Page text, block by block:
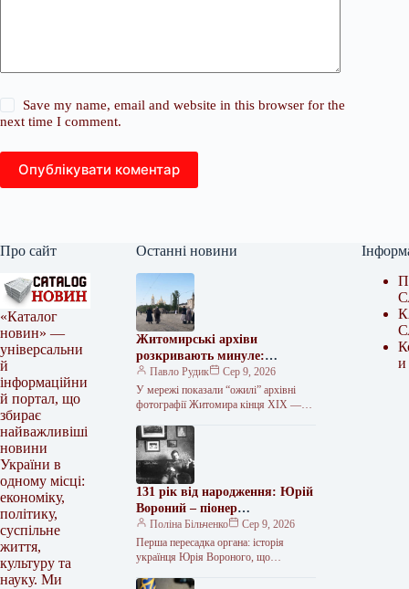
Save my name, email and website in this browser for the
next time I comment.
Опублікувати коментар
Про сайт
«Каталог
новин» —
універсальни
й
інформаційни
й портал, що
збирає
найважливіші
новини
України в
одному місці:
економіку,
політику,
суспільне
життя,
культуру та
науку. Ми
Останні новини
Житомирські архіви
розкривають минуле:
унікальні фото покажуть
незвідані сторінки міста
Павло Рудик
Сер 9, 2026
У мережі показали “ожилі” архівні
фотографії Житомира кінця ХІХ —
YouTube-каналі “Історії Юри
Мартиновича” опублікували…
131 рік від народження: Юрій
Вороний – піонер
трансплантології
Поліна Більченко
Сер 9, 2026
Перша пересадка органа: історія
українця Юрія Вороного, що
новим стилем) 1895 року в…
и